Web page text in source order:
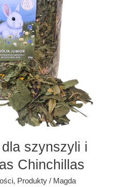
dla szynszyli i
Chinchillas
, Produkty / Magda